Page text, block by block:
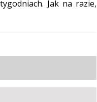
Jak na razie,